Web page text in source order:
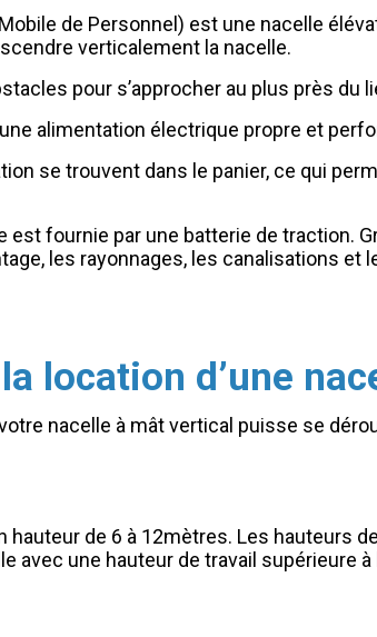
de Personnel) est une nacelle
verticalement la nacelle.
pour s’approcher au plus près du
alimentation électrique propre et
se trouvent dans le panier, ce qui
fournie par une batterie de traction.
les rayonnages, les canalisations
location d’une
nacelle à mât vertical puisse se
de 6 à 12mètres. Les hauteurs
avec une hauteur de travail supérieure